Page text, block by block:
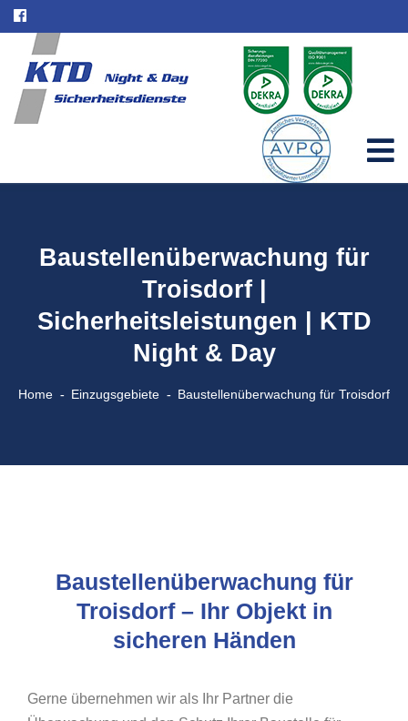
Baustellenüberwachung für
Troisdorf |
Sicherheitsleistungen | KTD
Night & Day
Home Einzugsgebiete Baustellenüberwachung für Troisdorf
Baustellenüberwachung für
Troisdorf – Ihr Objekt in
sicheren Händen
Gerne übernehmen wir als Ihr Partner die